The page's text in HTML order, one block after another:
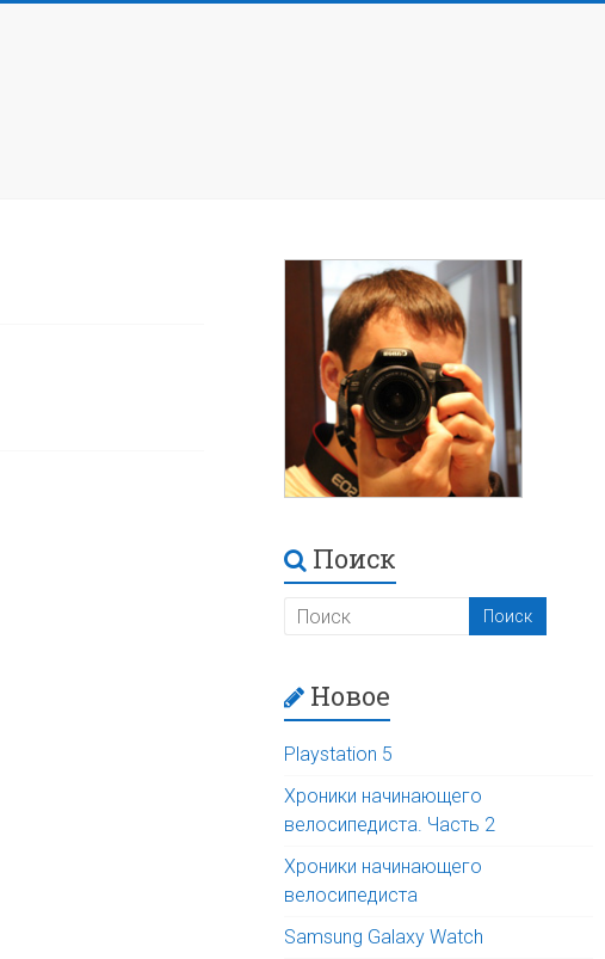
Поиск
Новое
Playstation 5
Хроники начинающего
велосипедиста. Часть 2
Хроники начинающего
велосипедиста
Samsung Galaxy Watch